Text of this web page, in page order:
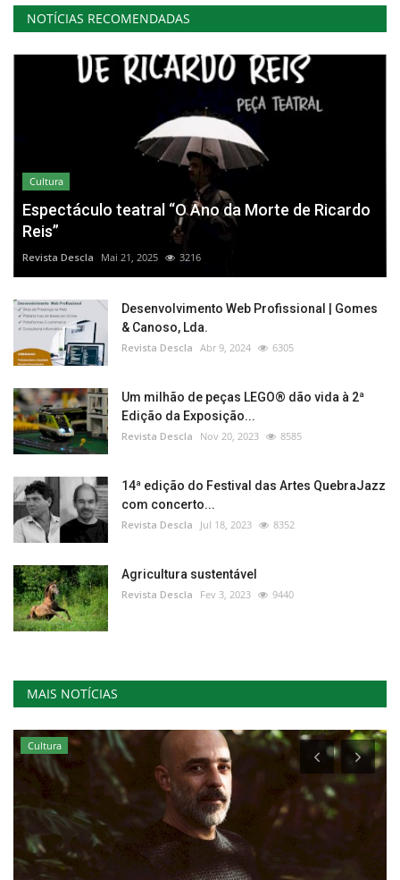
NOTÍCIAS RECOMENDADAS
Cultura
Espectáculo teatral “O Ano da Morte de Ricardo
Reis”
Revista Descla Mai 21, 2025 3216
Desenvolvimento Web Profissional | Gomes
& Canoso, Lda.
Revista Descla Abr 9, 2024 6305
Um milhão de peças LEGO® dão vida à 2ª
Edição da Exposição...
Revista Descla Nov 20, 2023 8585
14ª edição do Festival das Artes QuebraJazz
com concerto...
Revista Descla Jul 18, 2023 8352
Agricultura sustentável
Revista Descla Fev 3, 2023 9440
MAIS NOTÍCIAS
Cultura